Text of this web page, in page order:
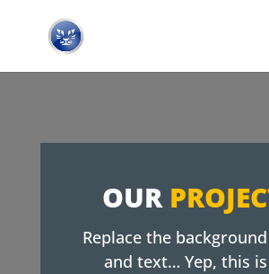
OUR
Replace the
and text… Yep, this